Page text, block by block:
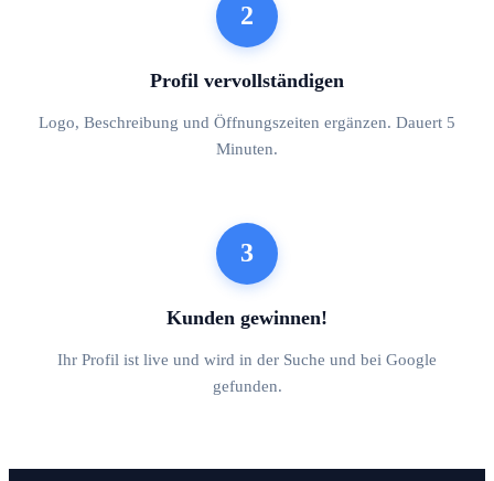
2
Profil vervollständigen
Logo, Beschreibung und Öffnungszeiten ergänzen. Dauert 5
Minuten.
3
Kunden gewinnen!
Ihr Profil ist live und wird in der Suche und bei Google
gefunden.